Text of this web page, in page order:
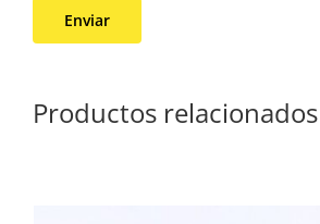
Productos relacionados